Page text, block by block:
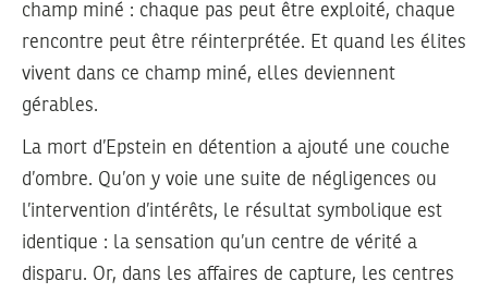
champ miné : chaque pas peut être exploité, chaque
rencontre peut être réinterprétée. Et quand les élites
vivent dans ce champ miné, elles deviennent
gérables.
La mort d’Epstein en détention a ajouté une couche
d’ombre. Qu’on y voie une suite de négligences ou
l’intervention d’intérêts, le résultat symbolique est
identique : la sensation qu’un centre de vérité a
disparu. Or, dans les affaires de capture, les centres